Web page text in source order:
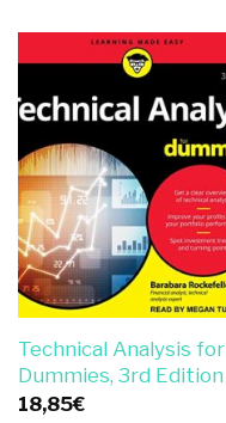
Technical Analysis for
Dummies, 3rd Edition
18,85€